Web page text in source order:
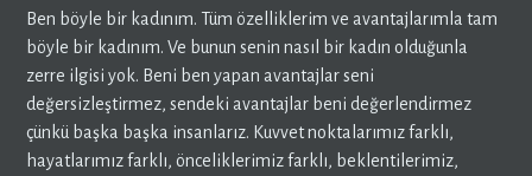
Ben böyle bir kadınım. Tüm özelliklerim ve avantajlarımla tam
böyle bir kadınım. Ve bunun senin nasıl bir kadın olduğunla
zerre ilgisi yok. Beni ben yapan avantajlar seni
değersizleştirmez, sendeki avantajlar beni değerlendirmez
çünkü başka başka insanlarız. Kuvvet noktalarımız farklı,
hayatlarımız farklı, önceliklerimiz farklı, beklentilerimiz,